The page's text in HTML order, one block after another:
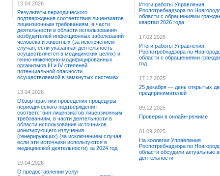
13.04.2026
Результаты периодического
подтверждения соответствия лицензиатов
лицензионным требованиям, в части
деятельности в области использования
возбудителей инфекционных заболеваний
человека и животных (за исключением
случая, если указанная деятельность
осуществляется в медицинских целях) и
генно-инженерно-модифицированных
организмов III и IV степеней
потенциальной опасности,
осуществляемой в замкнутых системах
13.04.2026
Обзор практики проведения процедуры
периодического подтверждения
соответствия лицензиатов лицензионным
требованиям, в части деятельности в
области использования источников
ионизирующего излучения
(генерирующих) (за исключением случая,
если эти источники используются в
медицинской деятельности) за 2024 год
10.04.2026
О предоставлении услуг
Итоги работы Управления
Роспотребнадзора по
области с обращениями
квартал 2026 года
17.02.2026
Итоги работы Управления
Роспотребнадзора по
области с обращениями
год
17.12.2025
25 декабря — день открытых
предпринимателей
09.12.2025
Проверки в онлайн-режиме
01.09.2025
На коллегии Управления
Роспотребнадзора по
области обсудили актуальные
деятельности